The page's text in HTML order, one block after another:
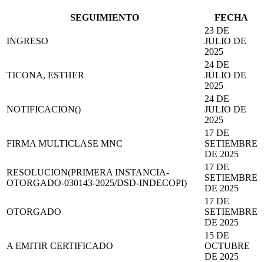
SEGUIMIENTO FECHA
INGRESO
23 DE
JULIO DE
2025
TICONA, ESTHER
24 DE
JULIO DE
2025
NOTIFICACION()
24 DE
JULIO DE
2025
FIRMA MULTICLASE MNC
17 DE
SETIEMBRE
DE 2025
RESOLUCION(PRIMERA INSTANCIA-
OTORGADO-030143-2025/DSD-INDECOPI)
17 DE
SETIEMBRE
DE 2025
OTORGADO
17 DE
SETIEMBRE
DE 2025
A EMITIR CERTIFICADO
15 DE
OCTUBRE
DE 2025